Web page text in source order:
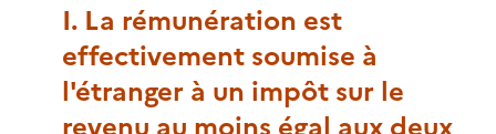
I. La rémunération est
effectivement soumise à
l'étranger à un impôt sur le